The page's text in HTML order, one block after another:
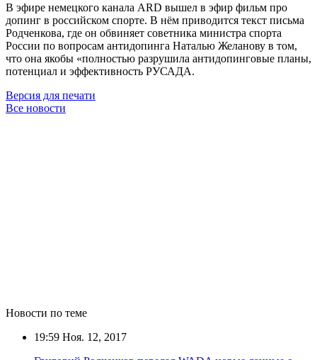
В эфире немецкого канала ARD вышел в эфир фильм про
допинг в российском спорте. В нём приводится текст письма
Родченкова, где он обвиняет советника министра спорта
России по вопросам антидопинга Наталью Желанову в том,
что она якобы «полностью разрушила антидопинговые планы,
потенциал и эффективность РУСАДА.
Версия для печати
Все новости
Новости по теме
19:59 Ноя. 12, 2017